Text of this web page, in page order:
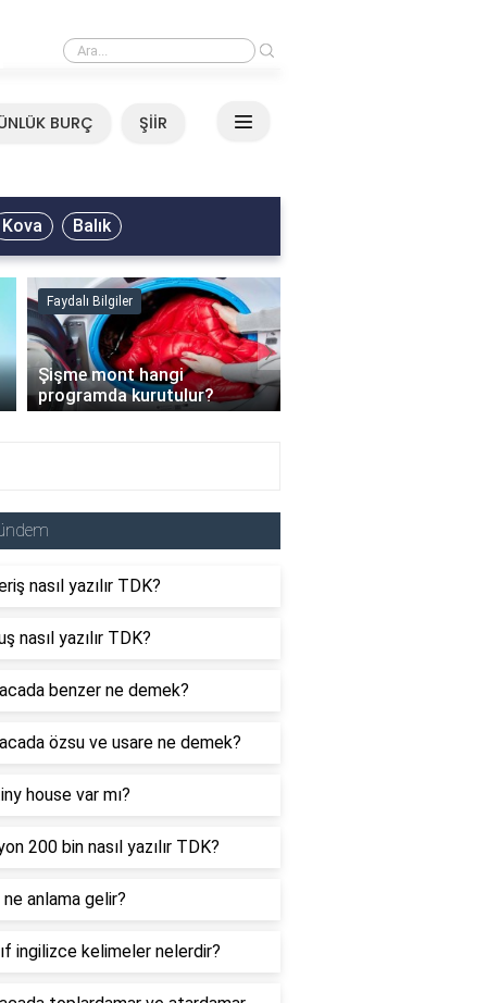
Neşet Ertaş - Yazımı Kışa Çevirdin Sözleri
BURÇ ŞİİR
Kova Balık
Faydalı Bilgiler
Şişme mont hangi
programda kurutulur?
›
nasıl yazılır TDK?
nasıl yazılır TDK?
benzer ne demek?
özsu ve usare ne demek?
house var mı?
200 bin nasıl yazılır TDK?
anlama gelir?
ingilizce kelimeler nelerdir?